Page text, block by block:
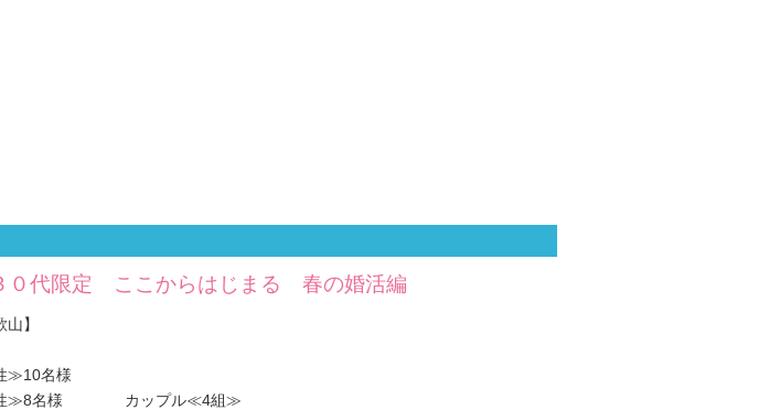
０代限定 ここからはじまる 春の婚活編
山】
≫10名様
≫8名様 カップル≪4組≫